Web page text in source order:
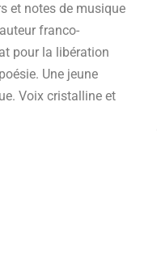
et notes de musique
franco-
pour la libération
Une jeune
Voix cristalline et